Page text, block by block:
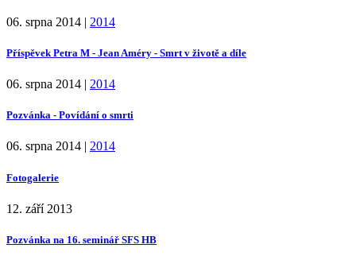
06. srpna 2014 | 2014
Příspěvek Petra M - Jean Améry - Smrt v životě a díle
06. srpna 2014 | 2014
Pozvánka - Povídání o smrti
06. srpna 2014 | 2014
Fotogalerie
12. září 2013
Pozvánka na 16. seminář SFS HB